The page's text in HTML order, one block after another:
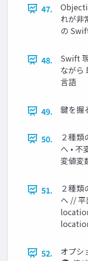
47.
れが非
の
48.
Swift
ながら
言語
49. 鍵を握
50.
２種
へ • 不
変値変
51.
２種
へ // 平
52.
オプシ